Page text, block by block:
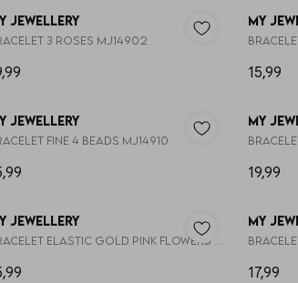
Jewellery
3 roses MJ14902
My
15,99
Jewellery
fine 4 beads MJ14910
My
19,99
Jewellery My
17,99